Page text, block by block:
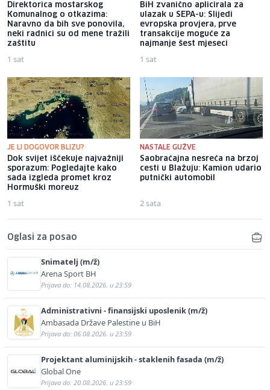
Direktorica mostarskog
Komunalnog o otkazima:
Naravno da bih sve ponovila,
neki radnici su od mene tražili
zaštitu
1 sat
BiH zvanično aplicirala za
ulazak u SEPA-u: Slijedi
evropska provjera, prve
transakcije moguće za
najmanje šest mjeseci
1 sat
JE LI DOGOVOR BLIZU?
Dok svijet iščekuje najvažniji
sporazum: Pogledajte kako
sada izgleda promet kroz
Hormuški moreuz
1 sat
NASTALE GUŽVE
Saobraćajna nesreća na brzoj
cesti u Blažuju: Kamion udario
putnički automobil
2 sata
Oglasi za posao
Snimatelj (m/ž)
Arena Sport BH
Prijava do: 14.08.2026. u 23:59
Administrativni - finansijski uposlenik (m/ž)
Ambasada Države Palestine u BiH
Prijava do: 06.08.2026. u 23:59
Projektant aluminijskih - staklenih fasada (m/ž)
Global One
Prijava do: 20.08.2026. u 23:59